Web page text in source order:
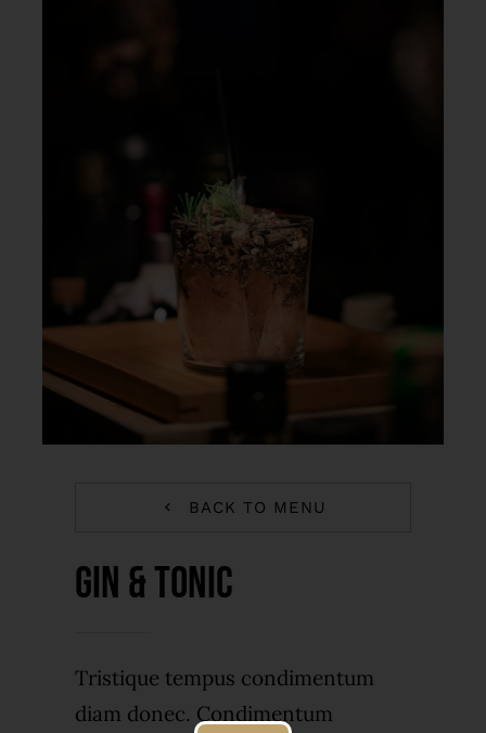
BACK TO MENU
Gin & Tonic
Tristique tempus condimentum
diam donec. Condimentum